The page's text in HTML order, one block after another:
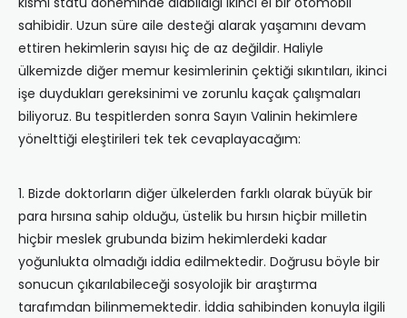
sahibidir. Uzun süre aile desteği alarak yaşamını devam
ettiren hekimlerin sayısı hiç de az değildir. Haliyle
ülkemizde diğer memur kesimlerinin çektiği sıkıntıları, ikinci
işe duydukları gereksinimi ve zorunlu kaçak çalışmaları
biliyoruz. Bu tespitlerden sonra Sayın Valinin hekimlere
yönelttiği eleştirileri tek tek cevaplayacağım:
1. Bizde doktorların diğer ülkelerden farklı olarak büyük bir
para hırsına sahip olduğu, üstelik bu hırsın hiçbir milletin
hiçbir meslek grubunda bizim hekimlerdeki kadar
yoğunlukta olmadığı iddia edilmektedir. Doğrusu böyle bir
sonucun çıkarılabileceği sosyolojik bir araştırma
tarafımdan bilinmemektedir. İddia sahibinden konuyla ilgili